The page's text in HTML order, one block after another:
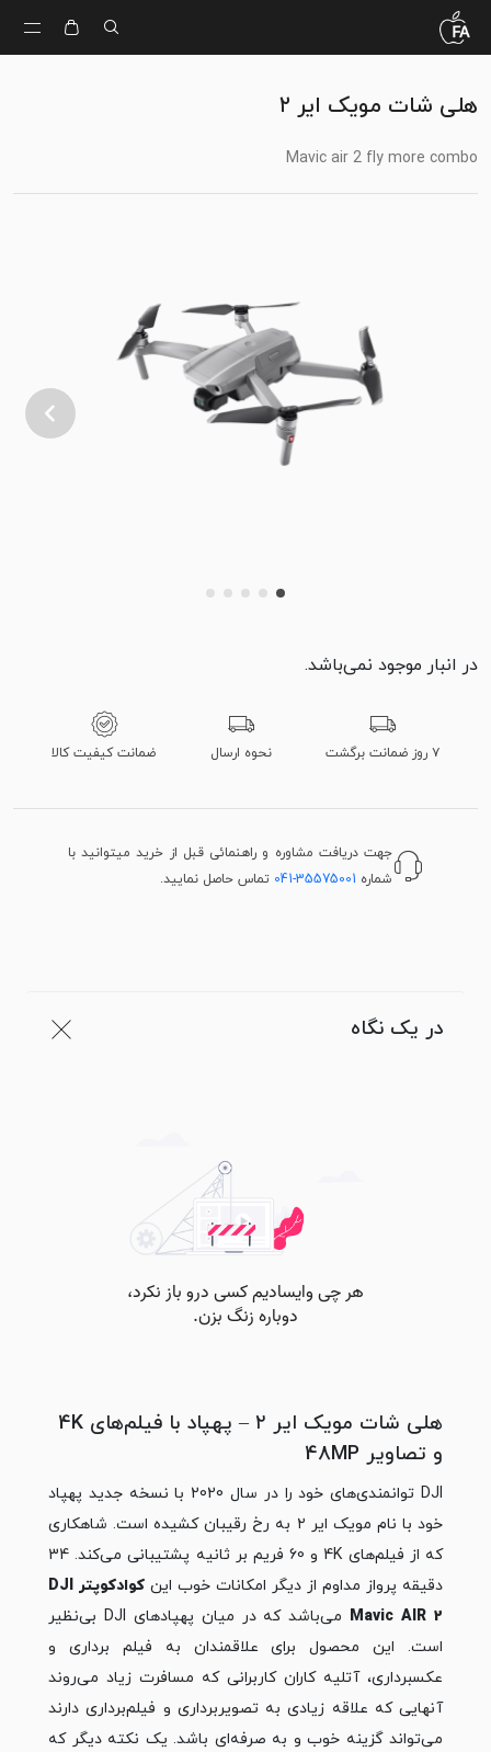
هلی شات مویک ایر ۲
Mavic air 2 fly more combo
در انبار موجود نمی‌باشد.
۷ روز ضمانت برگشت نحوه ارسال ضمانت کیفیت کالا
جهت دریافت مشاوره و راهنمائی قبل از خرید میتوانید با
شماره 041-35575001 تماس حاصل نمایید.
در یک نگاه
هلی شات مویک ایر ۲ – پهپاد با فیلم‌های 4K
و تصاویر 48MP
DJI توانمندی‌های
خود را در سال 2020 با نسخه جدید پهپاد
خود با نام مویک ایر ۲ به رخ رقیبان کشیده است. شاهکاری
که از فیلم‌های 4K و 60 فریم بر ثانیه پشتیبانی می‌کند. 34
دقیقه پرواز مداوم از دیگر امکانات خوب این
کوادکوپتر DJI
Mavic AIR 2
می‌باشد که در میان پهپادهای DJI بی‌نظیر
است. این محصول برای علاقمندان به فیلم برداری و
عکسبرداری، آتلیه کاران کاربرانی که مسافرت زیاد می‌روند
آنهایی که علاقه زیادی به تصویربرداری و فیلم‌برداری دارند
می‌تواند گزینه خوب و به صرفه‌ای باشد. یک نکته دیگر که